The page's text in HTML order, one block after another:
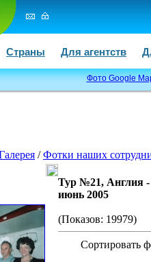
Страны Для агентств
Фото Google
/Фотки наших
Тур №21, Англия
июнь 2005
(Показов: 19979)
Сортировать